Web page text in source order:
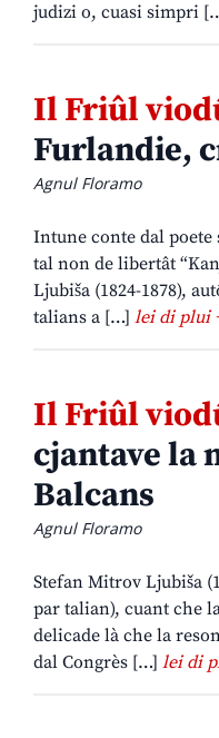
judizi o, cuasi simpri
Il Friûl
Furlandie,
Agnul Floramo
Intune conte dal
tal non de libertât
Ljubiša (1824-1878),
talians a […] lei di plui
Il Friûl
cjantave la
Balcans
Agnul Floramo
Stefan Mitrov Ljubiša
par talian), cuant che
delicade là che la
dal Congrès […] lei di